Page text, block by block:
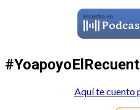
Aquí te cuento